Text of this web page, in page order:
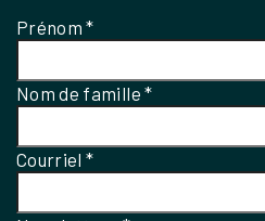
Prénom*
Nom de famille*
Courriel*